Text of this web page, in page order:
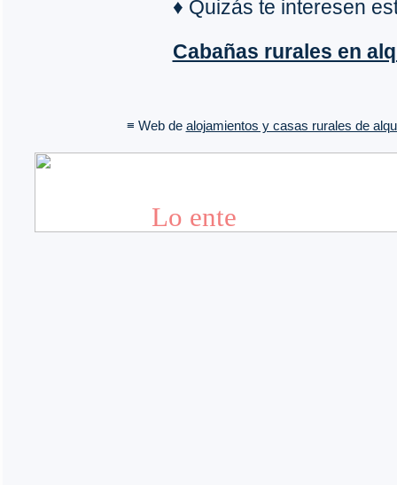
♦ Quizás te interesen
Cabañas rurales en
≡ Web de alojamientos y casas rurales de